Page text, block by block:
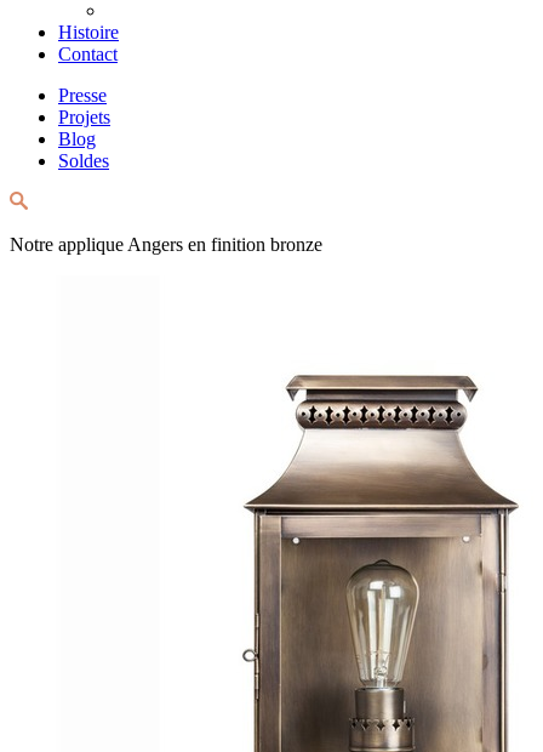
Histoire
Contact
Presse
Projets
Blog
Soldes
Notre applique Angers en finition bronze